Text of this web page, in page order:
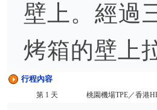
壁上。經過
烤箱的壁上
行程內容
第 1 天 桃園機場TPE／香港